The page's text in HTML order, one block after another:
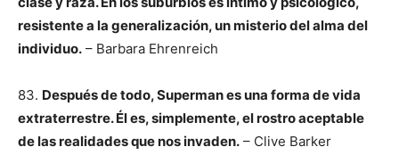
resistente a la generalización, un misterio del alma del
individuo. – Barbara Ehrenreich
83. Después de todo, Superman es una forma de vida
extraterrestre. Él es, simplemente, el rostro aceptable
de las realidades que nos invaden. – Clive Barker